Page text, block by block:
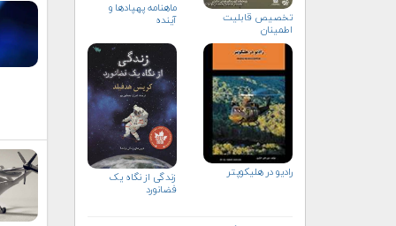
تخصيص قابليت
اطمينان
ماهنامه پهپادها و
آینده
راديو در هليكوپتر
زندگی از نگاه یک
فضانورد